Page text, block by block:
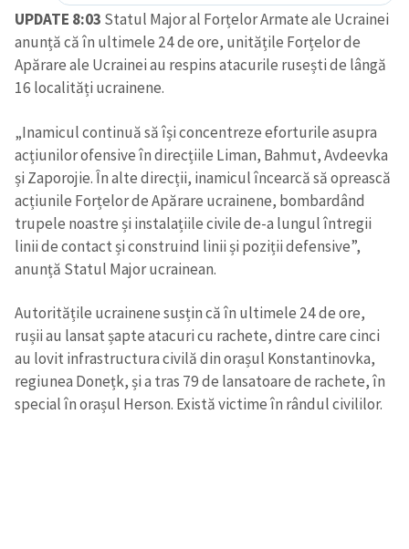
UPDATE 8:03 Statul Major al Forțelor Armate ale Ucrainei
anunță că în ultimele 24 de ore, unitățile Forțelor de
Apărare ale Ucrainei au respins atacurile rusești de lângă
16 localități ucrainene.
„Inamicul continuă să își concentreze eforturile asupra
acțiunilor ofensive în direcțiile Liman, Bahmut, Avdeevka
și Zaporojie. În alte direcții, inamicul încearcă să oprească
acțiunile Forțelor de Apărare ucrainene, bombardând
trupele noastre și instalațiile civile de-a lungul întregii
linii de contact și construind linii și poziții defensive”,
anunță Statul Major ucrainean.
Autoritățile ucrainene susțin că în ultimele 24 de ore,
rușii au lansat șapte atacuri cu rachete, dintre care cinci
au lovit infrastructura civilă din orașul Konstantinovka,
regiunea Donețk, și a tras 79 de lansatoare de rachete, în
special în orașul Herson. Există victime în rândul civililor.